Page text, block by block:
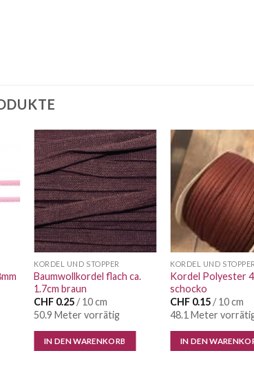
Auf die
Wunschliste
KORDEL UND STOPPER
Baumwollkordel flach ca.
1.7cm braun
CHF 0.25/ 10 cm
50.9 Meter vorrätig
IN DEN WARENKORB
KORDEL UND STOPPER
Kordel Polyester
schocko
CHF 0.15/ 10 cm
48.1 Meter
IN DEN